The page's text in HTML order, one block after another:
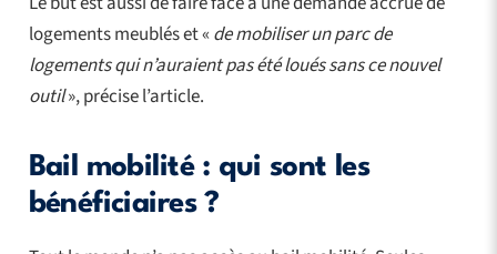
logements meublés et «de mobiliser un parc de
logements qui n’auraient pas été loués sans ce nouvel
outil», précise l’article.
Bail mobilité : qui sont les
bénéficiaires ?